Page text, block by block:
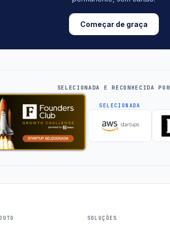
Começar de graça
SELECIONADA E RECONHECIDA POR
SELECIONADA
SOLUÇÕES